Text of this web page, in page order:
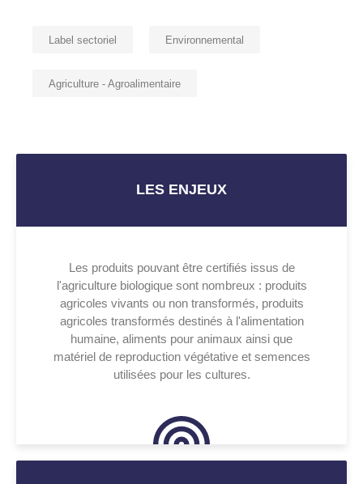
Label sectoriel Environnemental
Agriculture - Agroalimentaire
LES ENJEUX
Les produits pouvant être certifiés issus de
l'agriculture biologique sont nombreux : produits
agricoles vivants ou non transformés, produits
agricoles transformés destinés à l'alimentation
humaine, aliments pour animaux ainsi que
matériel de reproduction végétative et semences
utilisées pour les cultures.